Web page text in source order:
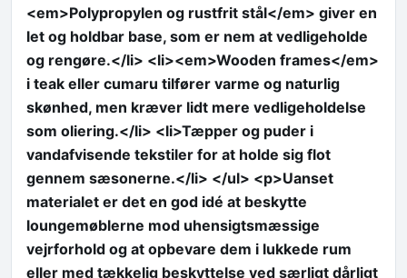
<em>Polypropylen og rustfrit stål</em> giver en
let og holdbar base, som er nem at vedligeholde
og rengøre.</li> <li><em>Wooden frames</em>
i teak eller cumaru tilfører varme og naturlig
skønhed, men kræver lidt mere vedligeholdelse
som oliering.</li> <li>Tæpper og puder i
vandafvisende tekstiler for at holde sig flot
gennem sæsonerne.</li> </ul> <p>Uanset
materialet er det en god idé at beskytte
loungemøblerne mod uhensigtsmæssige
vejrforhold og at opbevare dem i lukkede rum
eller med tækkelig beskyttelse ved særligt dårligt